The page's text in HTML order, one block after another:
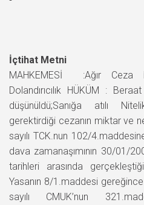
İçtihat Metni
MAHKEMESİ :Ağır Ceza
Dolandırıcılık HÜKÜM :
düşünüldü;Sanığa atılı
gerektirdiği cezanın miktar ve
sayılı TCK.nun 102/
dava zamanaşımının 30/01/
tarihleri arasında
Yasanın 8/1.maddesi
sayılı CMUK’nun